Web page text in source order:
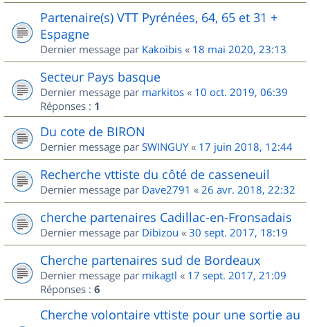
Partenaire(s) VTT Pyrénées, 64, 65 et 31 +
Espagne
Dernier message par Kakoïbis « 18 mai 2020, 23:13
Secteur Pays basque
Dernier message par markitos « 10 oct. 2019, 06:39
Réponses : 1
Du cote de BIRON
Dernier message par SWINGUY« 17 juin 2018, 12:44
Recherche vttiste du côté de casseneuil
Dernier message par Dave2791 « 26 avr. 2018, 22:32
cherche partenaires Cadillac-en-Fronsadais
Dernier message par Dibizou « 30 sept. 2017, 18:19
Cherche partenaires sud de Bordeaux
Dernier message par mikagtl « 17 sept. 2017, 21:09
Réponses : 6
Cherche volontaire vttiste pour une sortie au